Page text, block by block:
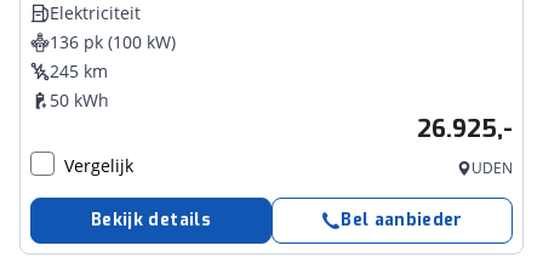
Elektriciteit
136 pk (100 kW)
245 km
50 kWh
26.925,-
Vergelijk UDEN
Bekijk details Bel aanbieder